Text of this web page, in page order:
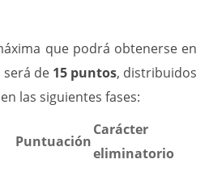
que podrá obtenerse en
será de 15 puntos, distribuidos
las siguientes fases:
Puntuación
Carácter
eliminatorio